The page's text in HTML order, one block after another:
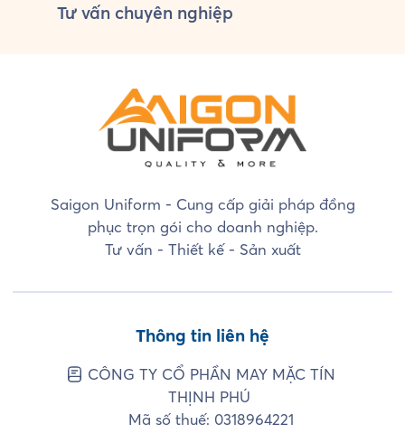
Tư vấn chuyên nghiệp
Saigon Uniform - Cung cấp giải pháp đồng
phục trọn gói cho doanh nghiệp.
Tư vấn - Thiết kế - Sản xuất
Thông tin liên hệ
CÔNG TY CỔ PHẦN MAY MẶC TÍN
THỊNH PHÚ
Mã số thuế: 0318964221